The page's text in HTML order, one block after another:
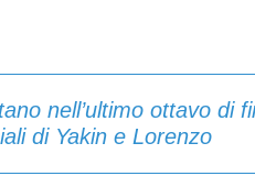
nell’ultimo ottavo di
di Yakin e Lorenzo